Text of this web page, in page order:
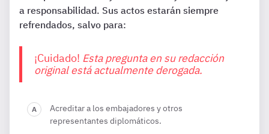
a responsabilidad. Sus actos estarán siempre
refrendados, salvo para:
¡Cuidado! Esta pregunta en su redacción
original está actualmente derogada.
Acreditar a los embajadores y otros
representantes diplomáticos.